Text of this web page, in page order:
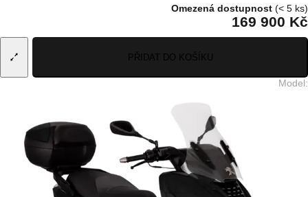
Omezená dostupnost (< 5 ks)
169 900 Kč
PŘIDAT DO KOŠÍKU
Model: